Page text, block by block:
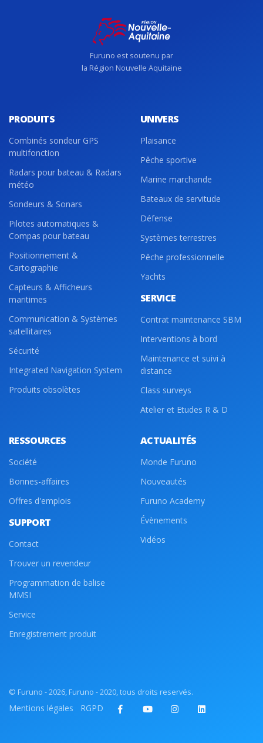
Furuno est soutenu par
la Région Nouvelle Aquitaine
PRODUITS
Combinés sondeur GPS
multifonction
Radars pour bateau & Radars
météo
Sondeurs & Sonars
Pilotes automatiques &
Compas pour bateau
Positionnement &
Cartographie
Capteurs & Afficheurs
maritimes
Communication & Systèmes
satellitaires
Sécurité
Integrated Navigation System
Produits obsolètes
UNIVERS
Plaisance
Pêche sportive
Marine marchande
Bateaux de servitude
Défense
Systèmes terrestres
Pêche professionnelle
Yachts
SERVICE
Contrat maintenance SBM
Interventions à bord
Maintenance et suivi à
distance
Class surveys
Atelier et Etudes R & D
RESSOURCES
Société
Bonnes-affaires
Offres d'emplois
SUPPORT
Contact
Trouver un revendeur
Programmation de balise
MMSI
Service
Enregistrement produit
ACTUALITÉS
Monde Furuno
Nouveautés
Furuno Academy
Évènements
Vidéos
© Furuno - 2026, Furuno - 2020, tous droits reservés.
Mentions légales RGPD